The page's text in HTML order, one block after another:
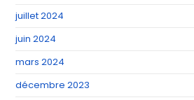
juillet 2024
juin 2024
mars 2024
décembre 2023